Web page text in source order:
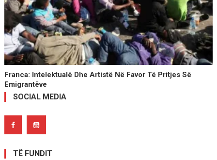
Franca: Intelektualë Dhe Artistë Në Favor Të Pritjes Së
Emigrantëve
SOCIAL MEDIA
TË FUNDIT